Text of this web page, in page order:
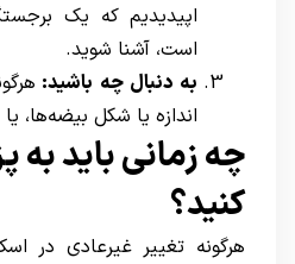
اپیدیدیم که یک
است، آشنا شوید.
به دنبال چه باشید:
اندازه یا شکل بیضه‌ها،
چه زمانی باید
کنید؟
هرگونه تغییر غیرعادی در